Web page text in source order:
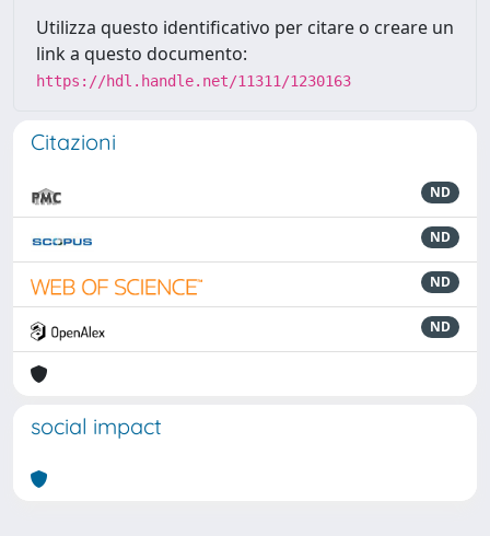
Utilizza questo identificativo per citare o creare un
link a questo documento:
https://hdl.handle.net/11311/1230163
Citazioni
ND
ND
ND
ND
social impact